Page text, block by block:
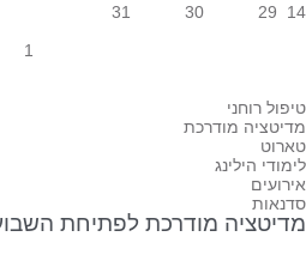
29
30
31
רוחני
מודרכת
הילינג
מודרכת לפתיחת השבוע